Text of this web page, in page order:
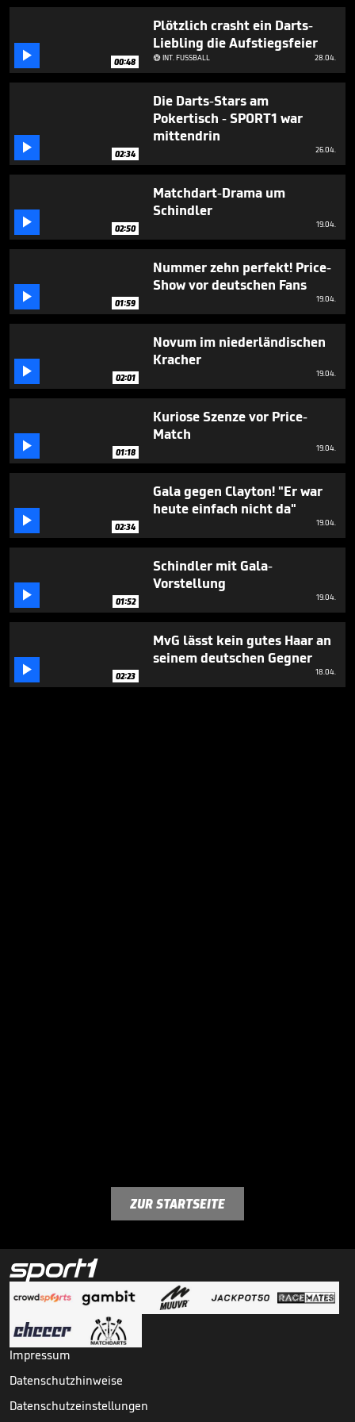
1
seconds
 00:48
Plötzlich crasht ein Darts-
Liebling die Aufstiegsfeier
INT. FUSSBALL 28.04.
 02:34
Die Darts-Stars am
Pokertisch - SPORT1 war
mittendrin
26.04.
 02:50
Matchdart-Drama um
Schindler
19.04.
 01:59
Nummer zehn perfekt! Price-
Show vor deutschen Fans
19.04.
 02:01
Novum im niederländischen
Kracher
19.04.
 01:18
Kuriose Szenze vor Price-
Match
19.04.
 02:34
Gala gegen Clayton! "Er war
heute einfach nicht da"
19.04.
 01:52
Schindler mit Gala-
Vorstellung
19.04.
 02:23
MvG lässt kein gutes Haar an
seinem deutschen Gegner
18.04.
ZUR STARTSEITE
Impressum
Datenschutzhinweise
Datenschutzeinstellungen